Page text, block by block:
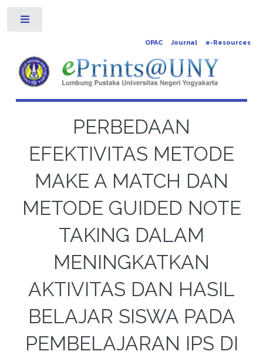
OPAC Journal e-Resources
PERBEDAAN
EFEKTIVITAS METODE
MAKE A MATCH DAN
METODE GUIDED NOTE
TAKING DALAM
MENINGKATKAN
AKTIVITAS DAN HASIL
BELAJAR SISWA PADA
PEMBELAJARAN IPS DI